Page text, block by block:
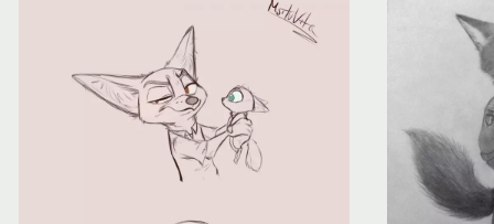
: Trying to access array offset on value of type null in /var/www/ztfanru/